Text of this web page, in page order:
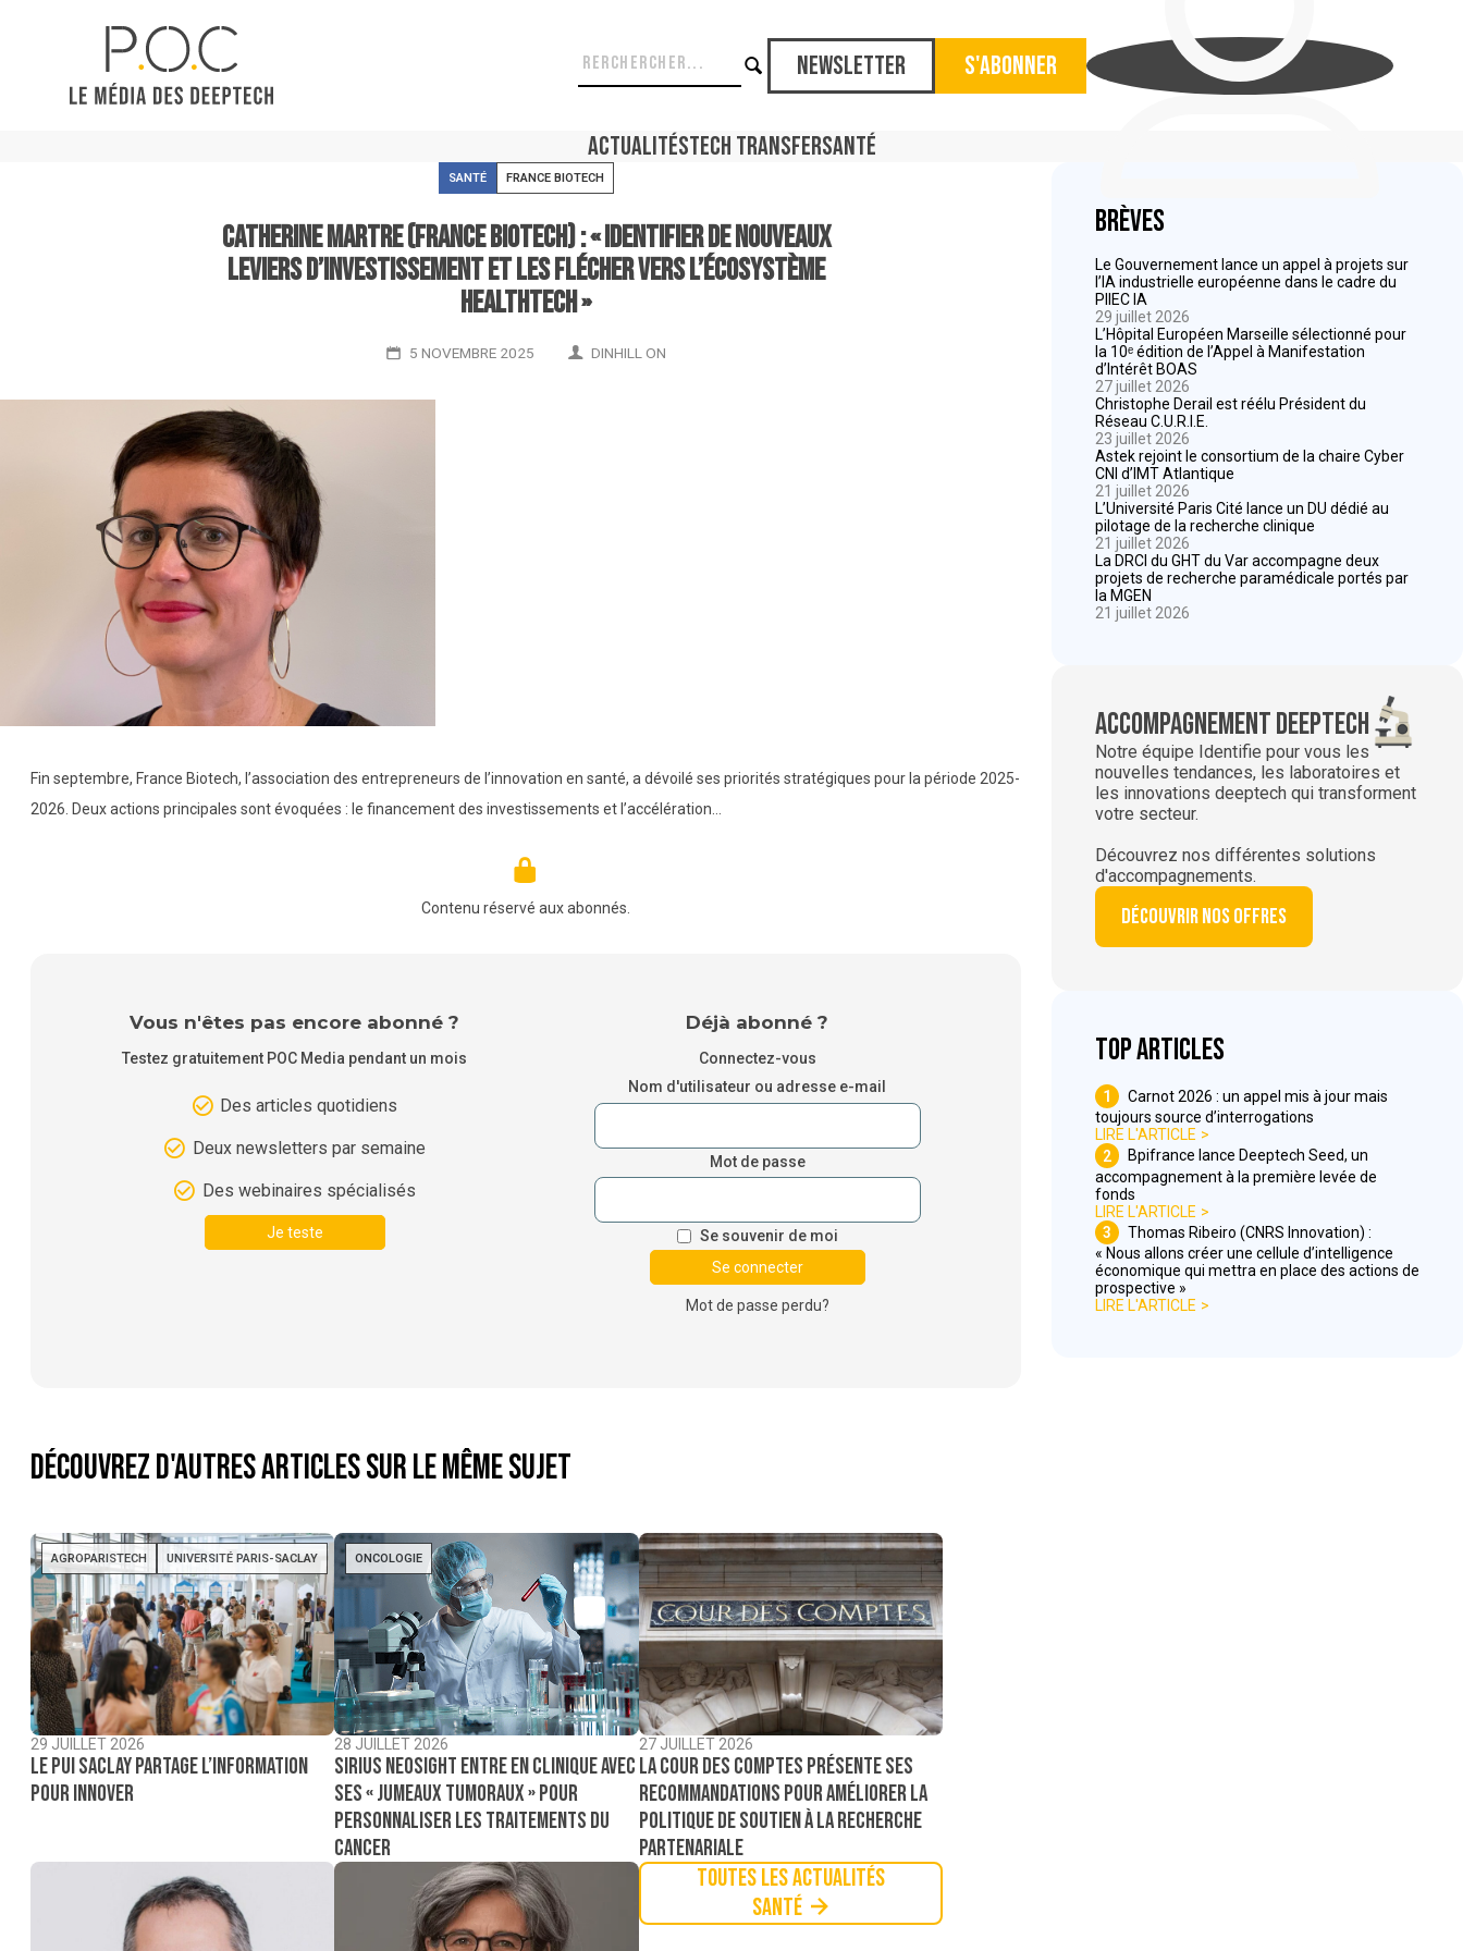
Newsletter S'abonner
ActualitésTech TransferSanté
SANTÉ FRANCE BIOTECH
Catherine Martre (France Biotech) : « Identifier de nouveaux
leviers d’investissement et les flécher vers l’écosystème
healthtech »
5 NOVEMBRE 2025 DINHILL ON
Fin septembre, France Biotech, l’association des entrepreneurs de l’innovation en santé, a dévoilé ses priorités stratégiques pour la période 2025-
2026. Deux actions principales sont évoquées : le financement des investissements et l’accélération…
Contenu réservé aux abonnés.
Vous n'êtes pas encore abonné ?
Testez gratuitement POC Media pendant un mois
Des articles quotidiens
Deux newsletters par semaine
Des webinaires spécialisés
Je teste
Déjà abonné ?
Connectez-vous
Nom d'utilisateur ou adresse e-mail
Mot de passe
Se souvenir de moi
Mot de passe perdu?
Découvrez d'autres articles sur le même sujet
AGROPARISTECH UNIVERSITÉ PARIS-SACLAY
29 JUILLET 2026
Le PUI Saclay partage l’information
pour innover
ONCOLOGIE
28 JUILLET 2026
Sirius NeoSight entre en clinique avec
ses « jumeaux tumoraux » pour
personnaliser les traitements du
cancer
27 JUILLET 2026
La Cour des comptes présente ses
recommandations pour améliorer la
politique de soutien à la recherche
partenariale
Toutes les actualités
Santé
Brèves
Le Gouvernement lance un appel à projets sur
l’IA industrielle européenne dans le cadre du
PIIEC IA
29 juillet 2026
L’Hôpital Européen Marseille sélectionné pour
la 10ᵉ édition de l’Appel à Manifestation
d’Intérêt BOAS
27 juillet 2026
Christophe Derail est réélu Président du
Réseau C.U.R.I.E.
23 juillet 2026
Astek rejoint le consortium de la chaire Cyber
CNI d’IMT Atlantique
21 juillet 2026
L’Université Paris Cité lance un DU dédié au
pilotage de la recherche clinique
21 juillet 2026
La DRCI du GHT du Var accompagne deux
projets de recherche paramédicale portés par
la MGEN
21 juillet 2026
Accompagnement deeptech
Notre équipe Identifie pour vous les
nouvelles tendances, les laboratoires et
les innovations deeptech qui transforment
votre secteur.
Découvrez nos différentes solutions
d'accompagnements.
Découvrir nos offres
Top articles
1
Carnot 2026 : un appel mis à jour mais
toujours source d’interrogations
LIRE L'ARTICLE
2
Bpifrance lance Deeptech Seed, un
accompagnement à la première levée de
fonds
LIRE L'ARTICLE
3
Thomas Ribeiro (CNRS Innovation) :
« Nous allons créer une cellule d’intelligence
économique qui mettra en place des actions de
prospective »
LIRE L'ARTICLE